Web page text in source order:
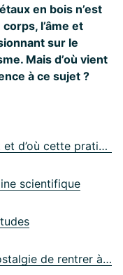
en bois n’est
l’âme et
sur le
Mais d’où vient
à ce sujet ?
01 Qu’est-ce que le bain de forêt et d’où cette pratique vient-elle ?
scientifique
04 L’effet du bain de forêt : la nostalgie de rentrer à la maison